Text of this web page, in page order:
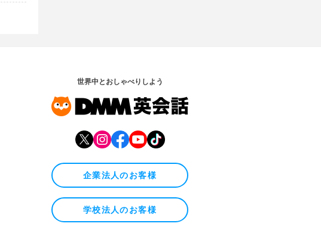
世界中とおしゃべりしよう
企業法人のお客様
学校法人のお客様